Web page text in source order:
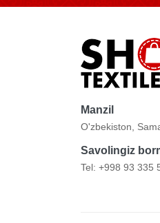
Manzil
O'zbekiston,
Savolingiz
Tel: +998 93 335